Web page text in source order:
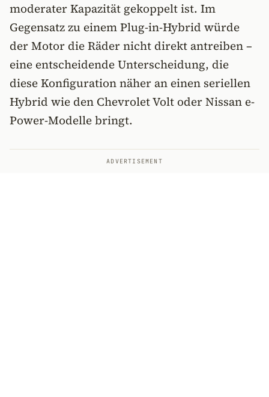
moderater Kapazität gekoppelt ist. Im
Gegensatz zu einem Plug-in-Hybrid würde
der Motor die Räder nicht direkt antreiben –
eine entscheidende Unterscheidung, die
diese Konfiguration näher an einen seriellen
Hybrid wie den Chevrolet Volt oder Nissan e-
Power-Modelle bringt.
ADVERTISEMENT